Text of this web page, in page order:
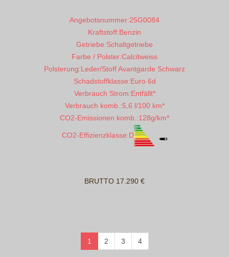
Angebotsnummer:25G0084
Kraftstoff:Benzin
Getriebe:Schaltgetriebe
Farbe / Polster:Calcitweiss
Polsterung:Leder/Stoff Avantgarde Schwarz
Schadstoffklasse:Euro 6d
Verbrauch Strom:Entfällt*
Verbrauch komb.:5,6 l/100 km*
CO2-Emissionen komb.:128g/km*
CO2-Effizienzklasse:D
BRUTTO 17.290 €
1 2 3 4